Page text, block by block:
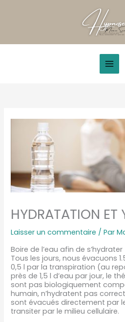
HYDRATATION ET
Laisser un commentaire / Par
Boire de l’eau afin de s’hydrater
Tous les jours, nous évacuons
0,5 l par la transpiration (au
près de 1,5 l d’eau par jour, le
sont pas biologiquement
humain, n’hydratent pas
sont évacués directement par
transiter par le milieu cellulaire.